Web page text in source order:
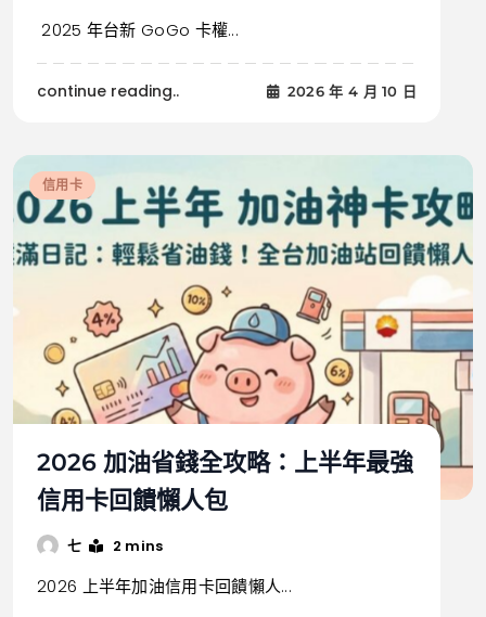
2025 年台新 GoGo 卡權...
continue reading.. 2026 年 4 月 10 日
信用卡
2026 加油省錢全攻略：上半年最強
信用卡回饋懶人包
七 2 mins
2026 上半年加油信用卡回饋懶人...